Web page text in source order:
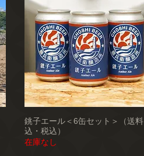
銚子エール＜6缶セット＞（送料
込・税込）
在庫なし